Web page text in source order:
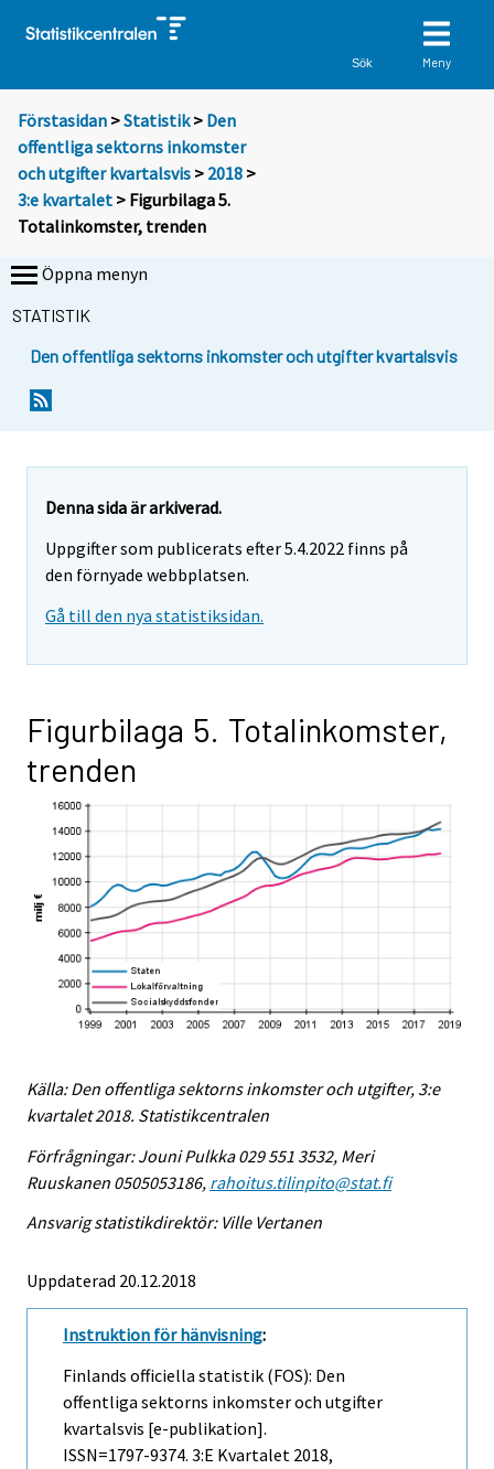
Sök Meny
Förstasidan >Statistik > Den
offentliga sektorns inkomster
och utgifter kvartalsvis > 2018 >
3:e kvartalet > Figurbilaga 5.
Totalinkomster, trenden
Öppna menyn
STATISTIK
Den offentliga sektorns inkomster och utgifter kvartalsvis
Denna sida är arkiverad.
Uppgifter som publicerats efter 5.4.2022 finns på
den förnyade webbplatsen.
Gå till den nya statistiksidan.
Figurbilaga 5. Totalinkomster,
trenden
Källa: Den offentliga sektorns inkomster och utgifter, 3:e
kvartalet 2018. Statistikcentralen
Förfrågningar: Jouni Pulkka 029 551 3532, Meri
Ruuskanen 0505053186, rahoitus.tilinpito@stat.fi
Ansvarig statistikdirektör: Ville Vertanen
Uppdaterad 20.12.2018
Instruktion för hänvisning:
Finlands officiella statistik (FOS): Den
offentliga sektorns inkomster och utgifter
kvartalsvis [e-publikation].
ISSN=1797-9374. 3:e Kvartalet 2018,